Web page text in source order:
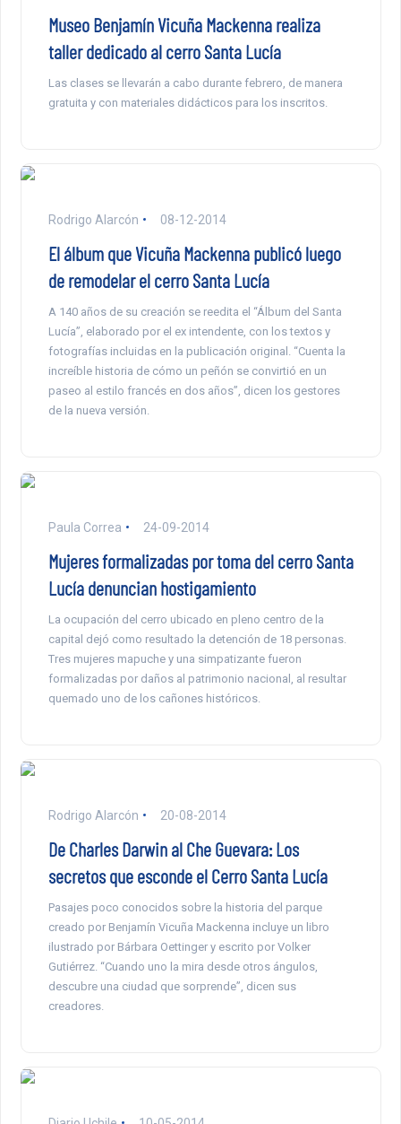
Museo Benjamín Vicuña Mackenna realiza
taller dedicado al cerro Santa Lucía
Las clases se llevarán a cabo durante febrero, de manera
gratuita y con materiales didácticos para los inscritos.
Rodrigo Alarcón 08-12-2014
El álbum que Vicuña Mackenna publicó luego
de remodelar el cerro Santa Lucía
A 140 años de su creación se reedita el “Álbum del Santa
Lucía”, elaborado por el ex intendente, con los textos y
fotografías incluidas en la publicación original. “Cuenta la
increíble historia de cómo un peñón se convirtió en un
paseo al estilo francés en dos años”, dicen los gestores
de la nueva versión.
Paula Correa 24-09-2014
Mujeres formalizadas por toma del cerro Santa
Lucía denuncian hostigamiento
La ocupación del cerro ubicado en pleno centro de la
capital dejó como resultado la detención de 18 personas.
Tres mujeres mapuche y una simpatizante fueron
formalizadas por daños al patrimonio nacional, al resultar
quemado uno de los cañones históricos.
Rodrigo Alarcón 20-08-2014
De Charles Darwin al Che Guevara: Los
secretos que esconde el Cerro Santa Lucía
Pasajes poco conocidos sobre la historia del parque
creado por Benjamín Vicuña Mackenna incluye un libro
ilustrado por Bárbara Oettinger y escrito por Volker
Gutiérrez. “Cuando uno la mira desde otros ángulos,
descubre una ciudad que sorprende”, dicen sus
creadores.